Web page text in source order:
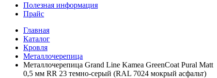
Полезная информация
Прайс
Главная
Каталог
Кровля
Металлочерепица
Металлочерепица Grand Line Kamea GreenCoat Pural Matt
0,5 мм RR 23 темно-серый (RAL 7024 мокрый асфальт)